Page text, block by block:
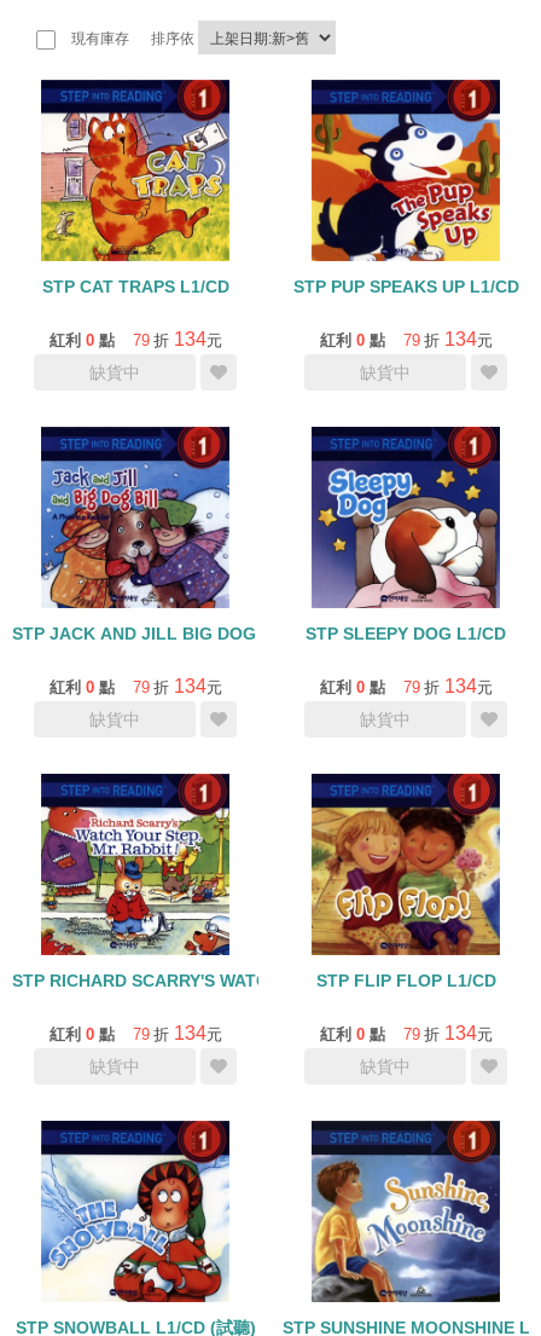
現有庫存 排序依
STP CAT TRAPS L1/CD
紅利 0 點 79 折 134元
缺貨中
STP PUP SPEAKS UP L1/CD
紅利 0 點 79 折 134元
缺貨中
STP JACK AND JILL BIG DOG BILL L1/CD
紅利 0 點 79 折 134元
缺貨中
STP SLEEPY DOG L1/CD
紅利 0 點 79 折 134元
缺貨中
STP RICHARD SCARRY'S WATCH YOUR STEP MR. RABBIT L1/CD
紅利 0 點 79 折 134元
缺貨中
STP FLIP FLOP L1/CD
紅利 0 點 79 折 134元
缺貨中
STP SNOWBALL L1/CD (試聽) STP SUNSHINE MOONSHINE